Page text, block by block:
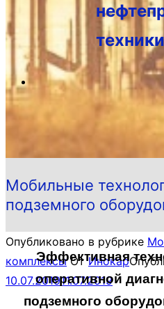
техники
Мобильные
подземного
Опубликовано в рубрике
комплексыОтИнокар
10.07.201911.07.2019
Эффективная
оперативной
подземного